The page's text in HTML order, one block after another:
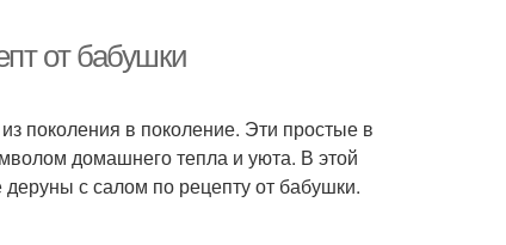
от бабушки
поколения в поколение. Эти простые в
домашнего тепла и уюта. В этой
с салом по рецепту от бабушки.